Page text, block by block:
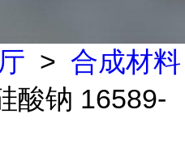
> 合成材料
酸钠 16589-